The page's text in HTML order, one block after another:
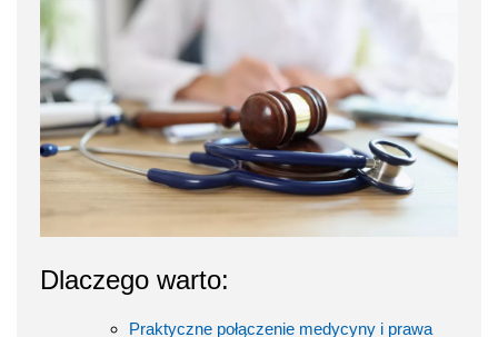
Dlaczego warto:
Praktyczne połączenie medycyny i prawa